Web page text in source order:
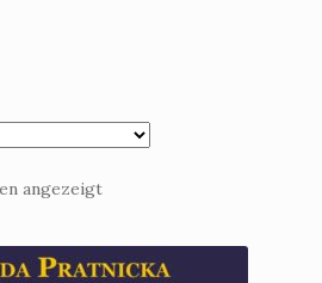
angezeigt